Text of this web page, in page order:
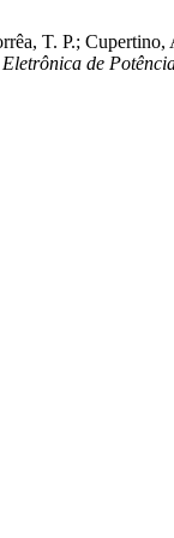
T. P.;
Eletrônica de